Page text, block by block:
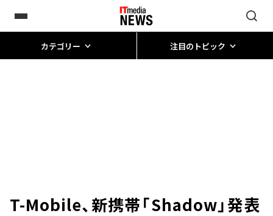
カテゴリー 注目のトピック
T-Mobile、新携帯「Shadow」発表